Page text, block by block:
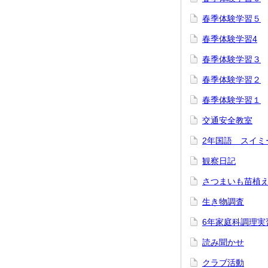
春季体験学習５
春季体験学習4
春季体験学習３
春季体験学習２
春季体験学習１
交通安全教室
2年国語 スイミ
観察日記
さつまいも苗植
生き物調査
6年家庭科調理実
読み聞かせ
クラブ活動